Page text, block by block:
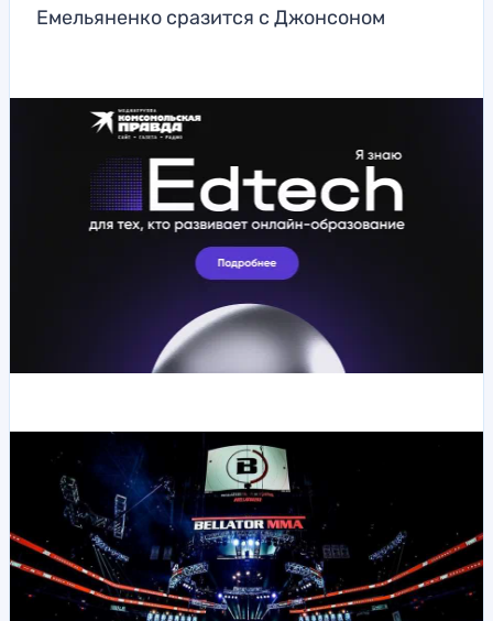
Емельяненко сразится с Джонсоном